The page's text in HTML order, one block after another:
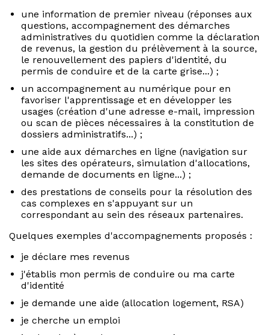
une information de premier niveau (réponses aux
questions, accompagnement des démarches
administratives du quotidien comme la déclaration
de revenus, la gestion du prélèvement à la source,
le renouvellement des papiers d'identité, du
permis de conduire et de la carte grise...) ;
un accompagnement au numérique pour en
favoriser l'apprentissage et en développer les
usages (création d'une adresse e-mail, impression
ou scan de pièces nécessaires à la constitution de
dossiers administratifs...) ;
une aide aux démarches en ligne (navigation sur
les sites des opérateurs, simulation d'allocations,
demande de documents en ligne...) ;
des prestations de conseils pour la résolution des
cas complexes en s'appuyant sur un
correspondant au sein des réseaux partenaires.
Quelques exemples d'accompagnements proposés :
je déclare mes revenus
j'établis mon permis de conduire ou ma carte
d'identité
je demande une aide (allocation logement, RSA)
je cherche un emploi